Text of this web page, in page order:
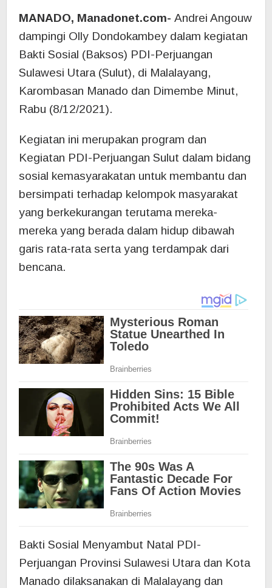
MANADO, Manadonet.com- Andrei Angouw
dampingi Olly Dondokambey dalam kegiatan
Bakti Sosial (Baksos) PDI-Perjuangan
Sulawesi Utara (Sulut), di Malalayang,
Karombasan Manado dan Dimembe Minut,
Rabu (8/12/2021).
Kegiatan ini merupakan program dan
Kegiatan PDI-Perjuangan Sulut dalam bidang
sosial kemasyarakatan untuk membantu dan
bersimpati terhadap kelompok masyarakat
yang berkekurangan terutama mereka-
mereka yang berada dalam hidup dibawah
garis rata-rata serta yang terdampak dari
bencana.
Bakti Sosial Menyambut Natal PDI-
Perjuangan Provinsi Sulawesi Utara dan Kota
Manado dilaksanakan di Malalayang dan